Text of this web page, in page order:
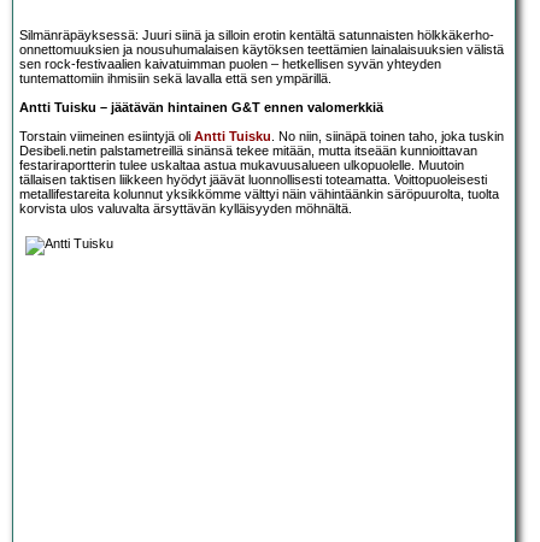
Silmänräpäyksessä: Juuri siinä ja silloin erotin kentältä satunnaisten hölkkäkerho-
onnettomuuksien ja nousuhumalaisen käytöksen teettämien lainalaisuuksien välistä
sen rock-festivaalien kaivatuimman puolen – hetkellisen syvän yhteyden
tuntemattomiin ihmisiin sekä lavalla että sen ympärillä.
Antti Tuisku – jäätävän hintainen G&T ennen valomerkkiä
Torstain viimeinen esiintyjä oli Antti Tuisku. No niin, siinäpä toinen taho, joka tuskin
Desibeli.netin palstametreillä sinänsä tekee mitään, mutta itseään kunnioittavan
festariraportterin tulee uskaltaa astua mukavuusalueen ulkopuolelle. Muutoin
tällaisen taktisen liikkeen hyödyt jäävät luonnollisesti toteamatta. Voittopuoleisesti
metallifestareita kolunnut yksikkömme välttyi näin vähintäänkin säröpuurolta, tuolta
korvista ulos valuvalta ärsyttävän kylläisyyden möhnältä.